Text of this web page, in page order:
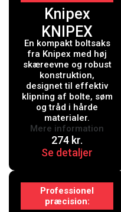
Knipex
KNIPEX
CoBoltÂ® S
Kompakt
boltsaks sort
atramenteret
, betrukket
med
kunststof 160
En kompakt boltsaks
fra Knipex med høj
skæreevne og robust
konstruktion,
designet til effektiv
klipning af bolte, søm
og tråd i hårde
materialer.
274 kr.
Se detaljer
Mere information
Professionel
præcision